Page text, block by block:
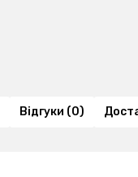
Відгуки (0)